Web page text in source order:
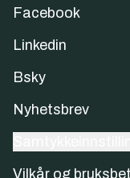
Facebook
Linkedin
Bsky
Nyhetsbrev
Vilkår og